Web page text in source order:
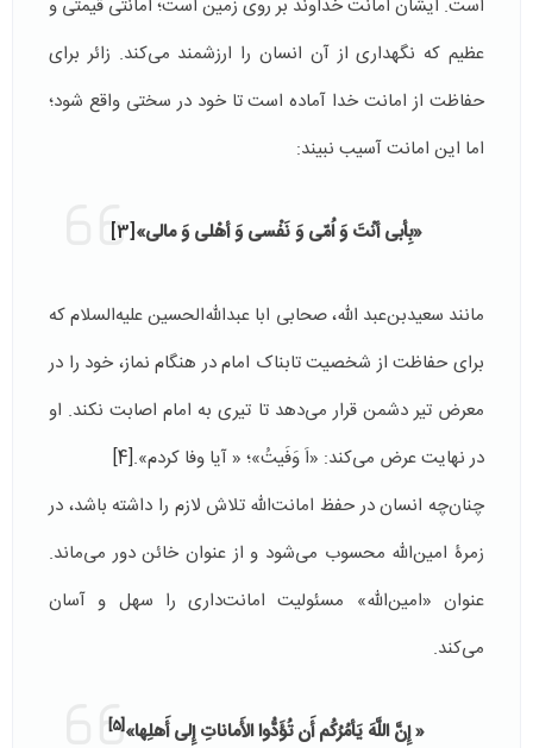
است. ایشان امانت خداوند بر روی زمین است؛ امانتی قیمتی و
عظیم که نگهداری از آن انسان را ارزشمند می‌کند. زائر برای
حفاظت از امانت خدا آماده است تا خود در سختی واقع شود؛
اما این امانت آسیب نبیند:
«بِأبى أنْتَ وَ اُمّى وَ نَفْسى وَ أهْلى وَ مالى»[3]
مانند سعید‌بن‌عبد الله، صحابی ابا عبدالله‌الحسین علیه‌السلام که
برای حفاظت از شخصیت تابناک امام در هنگام نماز، خود را در
معرض تیر دشمن قرار می‌دهد تا تیری به امام اصابت نکند. او
در نهایت عرض می‌کند: «اَ وَفَیتُ»؛ « آیا وفا کردم».[4]
چنان‌چه انسان در حفظ امانت‌الله تلاش لازم را داشته باشد، در
زمرۀ امین‌الله محسوب می‌شود و از عنوان خائن دور می‌‌ماند.
عنوان «امین‌الله» مسئولیت امانت‌داری را سهل و آسان
می‌کند.
« إِنَّ اللَّهَ يَأمُرُكُم أَن تُؤَدُّوا الأَماناتِ إِلى أَهلِها»[5]